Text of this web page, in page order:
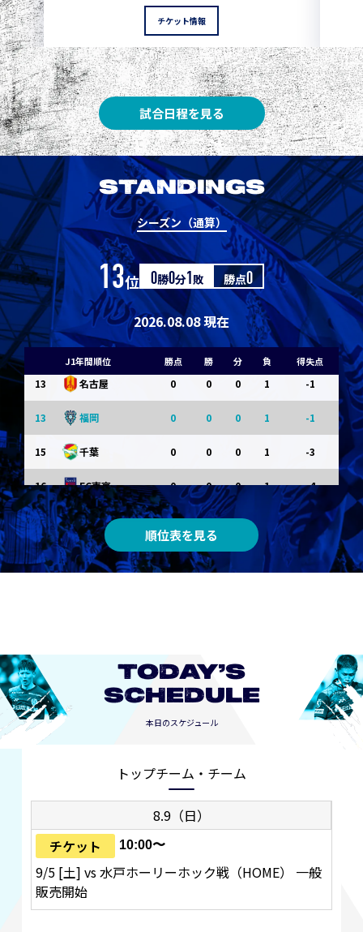
チケット情報
試合日程を見る
STANDINGS
シーズン（通算）
13位 0勝0分1敗 勝点0
2026.08.08 現在
J1年間順位 勝点 勝 分 負 得失点
2 3 1
3
3 Ｇ大阪 3 1 0 0 1
5 柏 3 1 0 1
5 Ｃ大阪 3 1 0 0 1
7 清水 3 1 0 0 1
7 神戸 3 1 0 0 1
浦和 0 0 1 -1
9 横浜FM 0 0 1 -1
11 水戸 0 0 1 -1
11 岡山 0 0 0 1 -1
13 名古屋 0 0 0 1 -1
13 福岡 0 0 0 1 -1
15 千葉 0 0 0 1 -3
16 FC東京 0 0 0 1 -4
東京Ｖ 0 0 0 0
川崎Ｆ 0 0 0 0 0
順位表を見る
TODAY’S
SCHEDULE
本日のスケジュール
トップチーム・チーム
8.9（日）
チケット
10:00〜
9/5 [土] vs 水戸ホーリーホック戦（HOME） 一般
販売開始